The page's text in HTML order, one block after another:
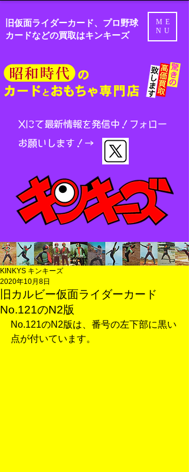
旧仮面ライダーカード、プロ野球
カードなどの買取はキンキーズ
ME
NU
Xにて最新情報を発信中！ フォロー
お願いします！→
旧カルビー仮面ライダーカード
No.121のN2版
KINKYS キンキーズ
2020年10月8日
No.121のN2版は、番号の左下部に黒い
点が付いています。